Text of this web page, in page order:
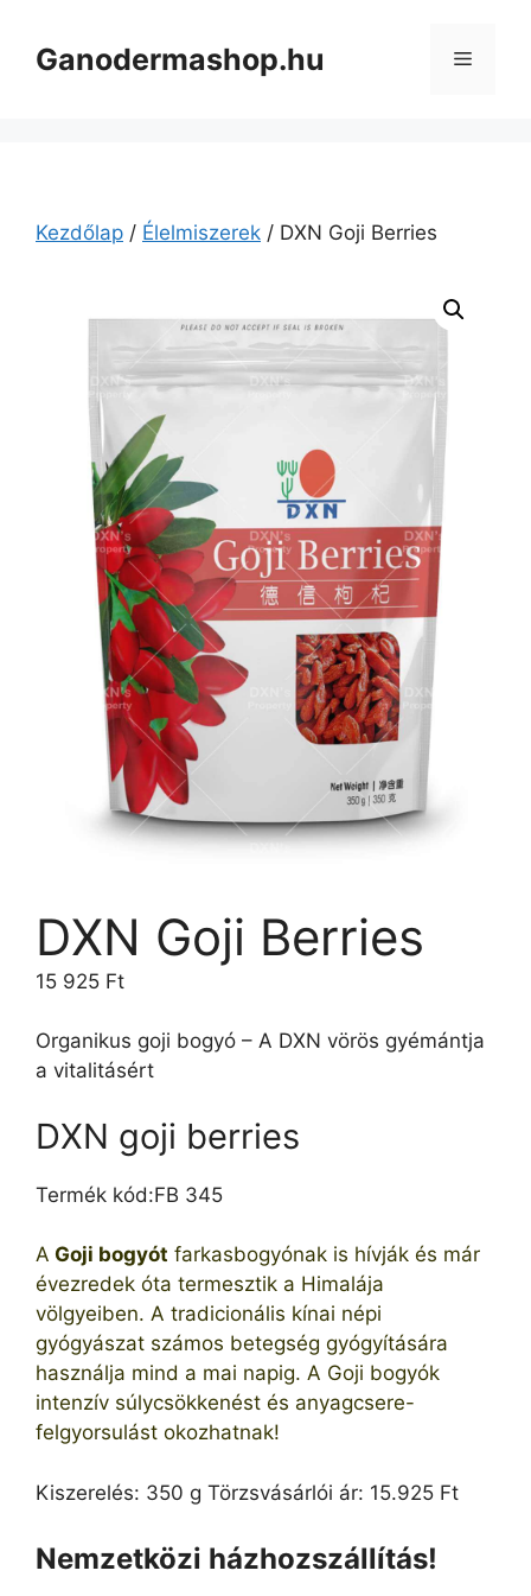
tartalomba
Ganodermashop.hu Menü
Kezdőlap / Élelmiszerek / DXN Goji Berries
DXN Goji Berries
15 925 Ft
Organikus goji bogyó – A DXN vörös gyémántja
a vitalitásért
DXN goji berries
Termék kód:FB 345
A Goji bogyót farkasbogyónak is hívják és már
évezredek óta termesztik a Himalája
völgyeiben. A tradicionális kínai népi
gyógyászat számos betegség gyógyítására
használja mind a mai napig. A Goji bogyók
intenzív súlycsökkenést és anyagcsere-
felgyorsulást okozhatnak!
Kiszerelés: 350 g Törzsvásárlói ár: 15.925 Ft
Nemzetközi házhozszállítás!